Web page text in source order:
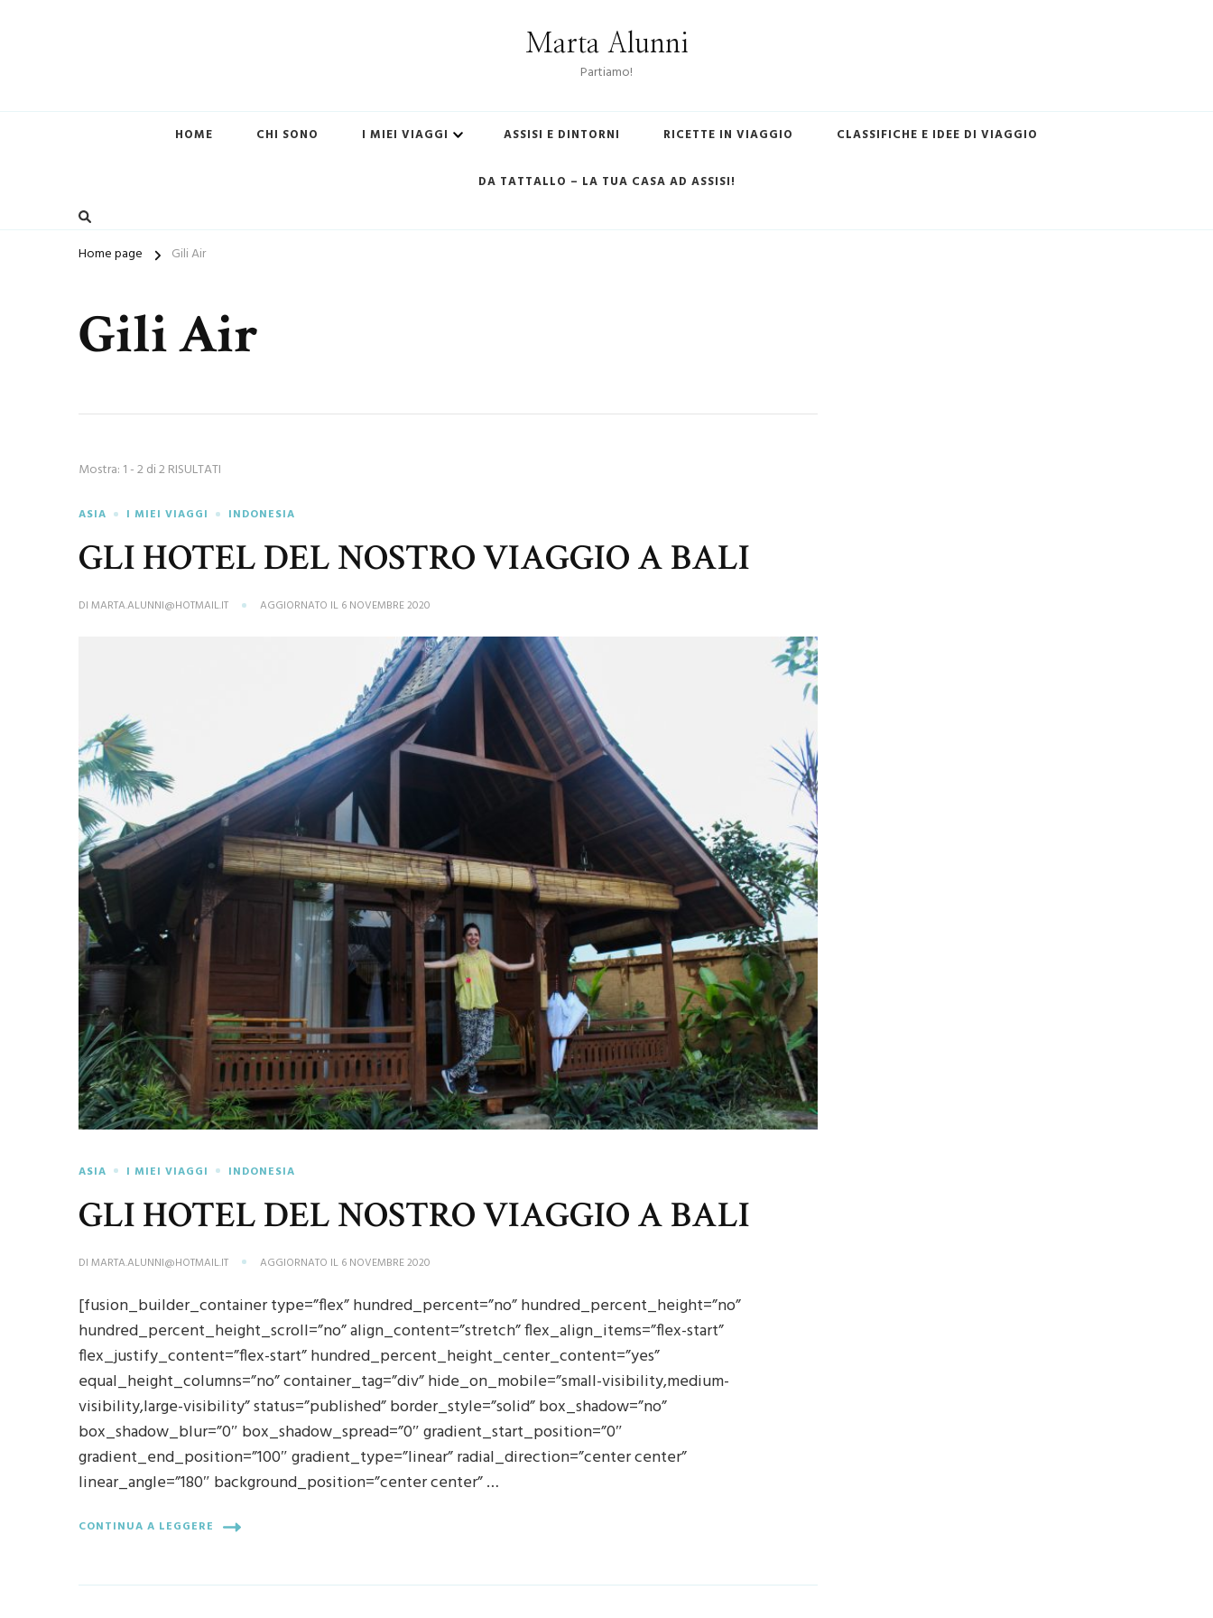
Marta Alunni
Partiamo!
HOME CHI SONO I MIEI VIAGGI ASSISI E DINTORNI RICETTE IN VIAGGIO CLASSIFICHE E IDEE DI VIAGGIO
DA TATTALLO – LA TUA CASA AD ASSISI!
Home page Gili Air
Gili Air
Mostra: 1 - 2 di 2 RISULTATI
ASIA I MIEI VIAGGI INDONESIA
GLI HOTEL DEL NOSTRO VIAGGIO A BALI
DIMARTA.ALUNNI@HOTMAIL.IT AGGIORNATO IL 6 NOVEMBRE 2020
ASIA I MIEI VIAGGI INDONESIA
GLI HOTEL DEL NOSTRO VIAGGIO A BALI
DIMARTA.ALUNNI@HOTMAIL.IT AGGIORNATO IL 6 NOVEMBRE 2020
[fusion_builder_container type=”flex” hundred_percent=”no” hundred_percent_height=”no”
hundred_percent_height_scroll=”no” align_content=”stretch” flex_align_items=”flex-start”
flex_justify_content=”flex-start” hundred_percent_height_center_content=”yes”
equal_height_columns=”no” container_tag=”div” hide_on_mobile=”small-visibility,medium-
visibility,large-visibility” status=”published” border_style=”solid” box_shadow=”no”
box_shadow_blur=”0″ box_shadow_spread=”0″ gradient_start_position=”0″
gradient_end_position=”100″ gradient_type=”linear” radial_direction=”center center”
linear_angle=”180″ background_position=”center center” …
CONTINUA A LEGGERE